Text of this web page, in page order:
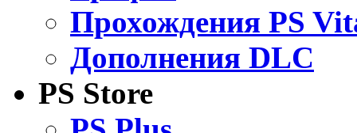
Прохождения PS
Дополнения DLC
PS Store